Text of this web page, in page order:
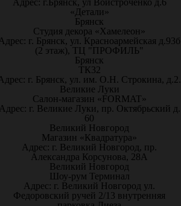
Адрес: г.Брянск, ул Войстроченко д.6
«Детали»
Брянск
Студия декора «Хамелеон»
г. Брянск, ул. Красноармейская д.93б
(2 этаж), ТЦ "ПРОФИЛЬ"
Брянск
ТК32
г. Брянск, ул. им. О.Н. Строкина, д.2.
Великие Луки
Салон-магазин «FORMAT»
г. Великие Луки, пр. Октябрьский д.
60
Великий Новгород
Магазин «Квадратура»
Адрес: г. Великий Новгород, пр.
Александра Корсунова, 28А
Великий Новгород
Шоу-рум Терминал
Адрес: г. Великий Новгород ул.
Федоровский ручей 2/13 внутренняя